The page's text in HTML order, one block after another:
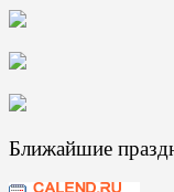
Ближайшие